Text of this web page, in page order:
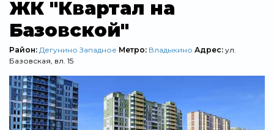
ЖК "Квартал на
Базовской"
Район: Дегунино Западное Метро: Владыкино Адрес: ул.
Базовская, вл. 15